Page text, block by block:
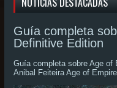
Guía completa
Definitive Edition
Guía completa sobre Age
Anibal Feiteira Age of